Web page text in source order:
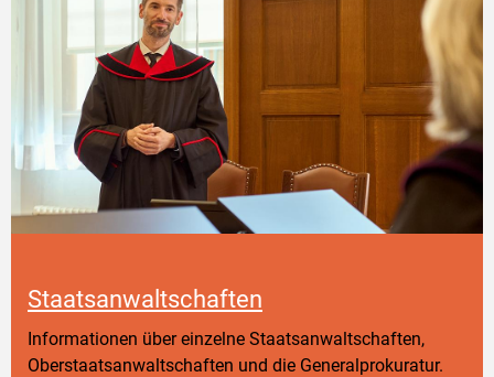
Staatsanwaltschaften
Informationen über einzelne Staatsanwaltschaften,
Oberstaatsanwaltschaften und die Generalprokuratur.